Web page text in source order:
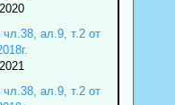
ал.9, т.2 от
ал.9, т.2 от